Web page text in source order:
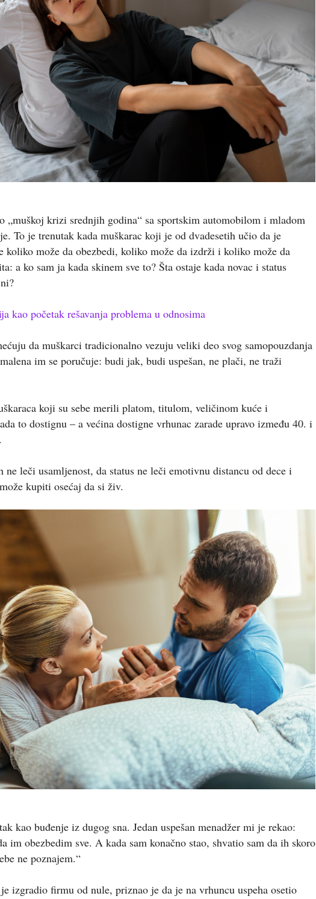
„muškoj krizi srednjih godina“ sa sportskim automobilom i mladom
To je trenutak kada muškarac koji je od dvadesetih učio da je
koliko može da obezbedi, koliko može da izdrži i koliko može da
a ko sam ja kada skinem sve to? Šta ostaje kada novac i status
kao početak rešavanja problema u odnosima
da muškarci tradicionalno vezuju veliki deo svog samopouzdanja
im se poručuje: budi jak, budi uspešan, ne plači, ne traži
koji su sebe merili platom, titulom, veličinom kuće i
to dostignu – a većina dostigne vrhunac zarade upravo između 40. i
ne leči usamljenost, da status ne leči emotivnu distancu od dece i
kupiti osećaj da si živ.
kao buđenje iz dugog sna. Jedan uspešan menadžer mi je rekao:
im obezbedim sve. A kada sam konačno stao, shvatio sam da ih skoro
ne poznajem.“
izgradio firmu od nule, priznao je da je na vrhuncu uspeha osetio